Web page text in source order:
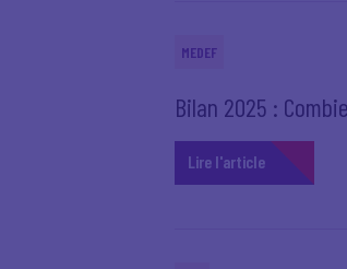
MEDEF
Bilan 2025 :
Lire l'article